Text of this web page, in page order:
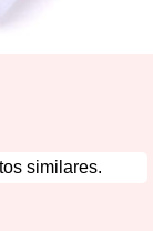
similares.